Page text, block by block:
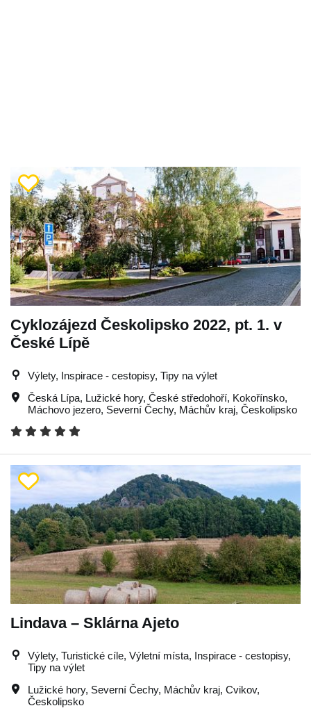
Cyklozájezd Českolipsko 2022, pt. 1. v
České Lípě
Výlety, Inspirace - cestopisy, Tipy na výlet
Česká Lípa, Lužické hory, České středohoří, Kokořínsko,
Máchovo jezero, Severní Čechy, Máchův kraj, Českolipsko
Lindava – Sklárna Ajeto
Výlety, Turistické cíle, Výletní místa, Inspirace - cestopisy,
Tipy na výlet
Lužické hory, Severní Čechy, Máchův kraj, Cvikov,
Českolipsko